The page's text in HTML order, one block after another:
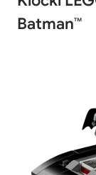
Batman™